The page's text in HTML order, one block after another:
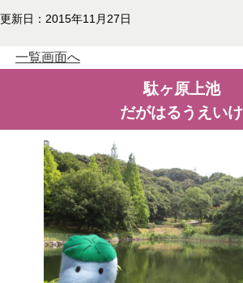
更新日：2015年11月27日
一覧画面へ
駄ヶ原上池
だがはるうえいけ